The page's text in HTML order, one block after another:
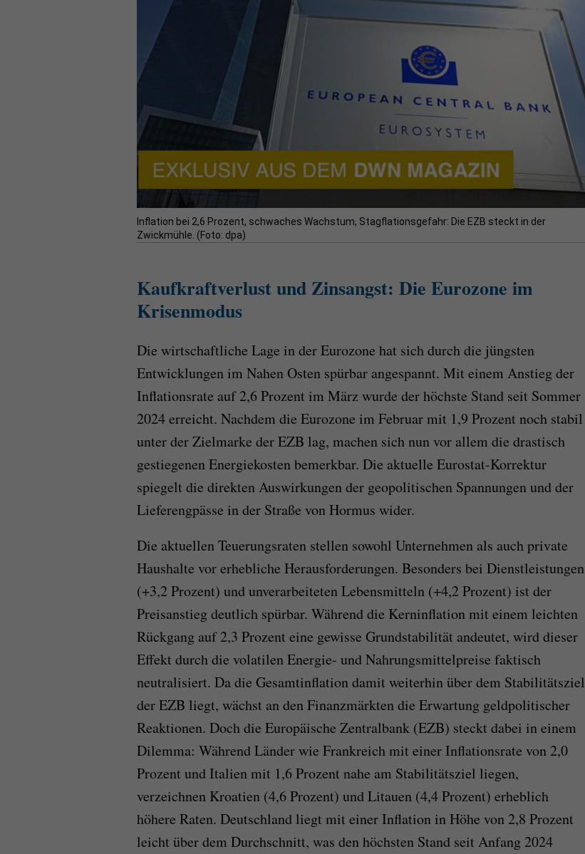
Inflation bei 2,6 Prozent, schwaches Wachstum, Stagflationsgefahr: Die EZB steckt in der
Zwickmühle. (Foto: dpa)
Kaufkraftverlust und Zinsangst: Die Eurozone im
Krisenmodus
Die wirtschaftliche Lage in der Eurozone hat sich durch die jüngsten
Entwicklungen im Nahen Osten spürbar angespannt. Mit einem Anstieg der
Inflationsrate auf 2,6 Prozent im März wurde der höchste Stand seit Sommer
2024 erreicht. Nachdem die Eurozone im Februar mit 1,9 Prozent noch stabil
unter der Zielmarke der EZB lag, machen sich nun vor allem die drastisch
gestiegenen Energiekosten bemerkbar. Die aktuelle Eurostat-Korrektur
spiegelt die direkten Auswirkungen der geopolitischen Spannungen und der
Lieferengpässe in der Straße von Hormus wider.
Die aktuellen Teuerungsraten stellen sowohl Unternehmen als auch private
Haushalte vor erhebliche Herausforderungen. Besonders bei Dienstleistungen
(+3,2 Prozent) und unverarbeiteten Lebensmitteln (+4,2 Prozent) ist der
Preisanstieg deutlich spürbar. Während die Kerninflation mit einem leichten
Rückgang auf 2,3 Prozent eine gewisse Grundstabilität andeutet, wird dieser
Effekt durch die volatilen Energie- und Nahrungsmittelpreise faktisch
neutralisiert. Da die Gesamtinflation damit weiterhin über dem Stabilitätsziel
der EZB liegt, wächst an den Finanzmärkten die Erwartung geldpolitischer
Reaktionen. Doch die Europäische Zentralbank (EZB) steckt dabei in einem
Dilemma: Während Länder wie Frankreich mit einer Inflationsrate von 2,0
Prozent und Italien mit 1,6 Prozent nahe am Stabilitätsziel liegen,
verzeichnen Kroatien (4,6 Prozent) und Litauen (4,4 Prozent) erheblich
höhere Raten. Deutschland liegt mit einer Inflation in Höhe von 2,8 Prozent
leicht über dem Durchschnitt, was den höchsten Stand seit Anfang 2024